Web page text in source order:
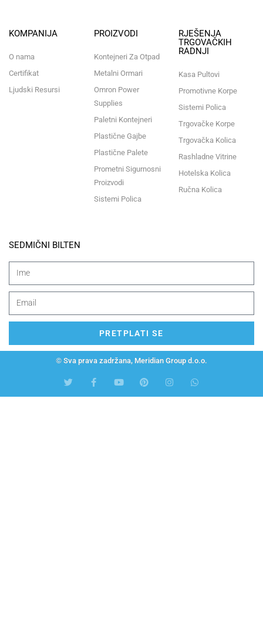
KOMPANIJA
O nama
Certifikat
Ljudski Resursi
PROIZVODI
Kontejneri Za Otpad
Metalni Ormari
Omron Power
Supplies
Paletni Kontejneri
Plastične Gajbe
Plastične Palete
Prometni Sigurnosni
Proizvodi
Sistemi Polica
RJEŠENJA
TRGOVAČKIH
RADNJI
Kasa Pultovi
Promotivne Korpe
Sistemi Polica
Trgovačke Korpe
Trgovačka Kolica
Rashladne Vitrine
Hotelska Kolica
Ručna Kolica
SEDMIČNI BILTEN
PRETPLATI SE
© Sva prava zadržana, Meridian Group d.o.o.